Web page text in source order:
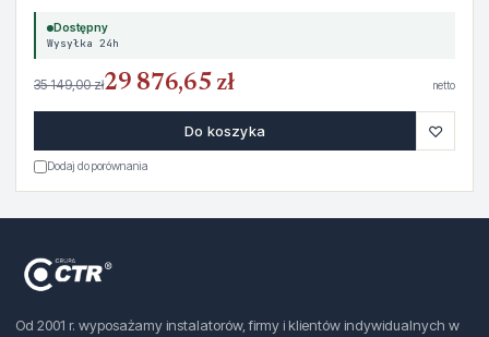
Dostępny
Wysyłka 24h
35 149,00 zł29 876,65 zł netto
Do koszyka ♡
Dodaj do porównania
Od 2001 r. wyposażamy instalatorów, firmy i klientów indywidualnych w